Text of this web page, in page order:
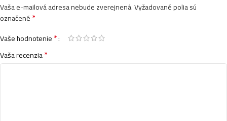
Tesori krém do kúpeľa 500ml-Jasmine di g
5,49
Vaša e-mailová adresa nebude zverejnená.Vyžadované polia sú
označené*
Vaše hodnotenie*
Vaša recenzia*